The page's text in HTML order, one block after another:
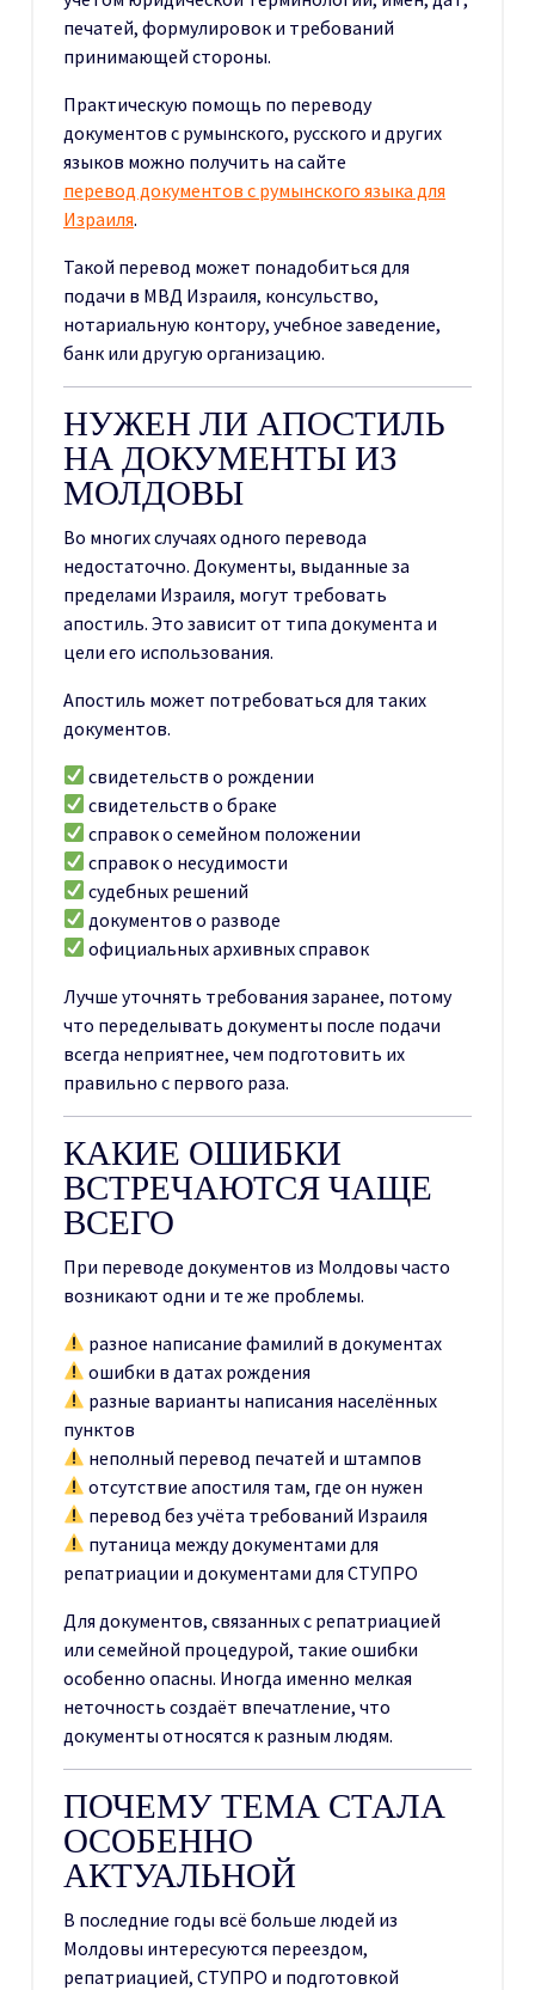
печатей, формулировок и требований
принимающей стороны.
Практическую помощь по переводу
документов с румынского, русского и других
языков можно получить на сайте
перевод документов с румынского языка для
Израиля.
Такой перевод может понадобиться для
подачи в МВД Израиля, консульство,
нотариальную контору, учебное заведение,
банк или другую организацию.
НУЖЕН ЛИ АПОСТИЛЬ
НА ДОКУМЕНТЫ ИЗ
МОЛДОВЫ
Во многих случаях одного перевода
недостаточно. Документы, выданные за
пределами Израиля, могут требовать
апостиль. Это зависит от типа документа и
цели его использования.
Апостиль может потребоваться для таких
документов.
свидетельств о рождении
свидетельств о браке
справок о семейном положении
справок о несудимости
судебных решений
документов о разводе
официальных архивных справок
Лучше уточнять требования заранее, потому
что переделывать документы после подачи
всегда неприятнее, чем подготовить их
правильно с первого раза.
КАКИЕ ОШИБКИ
ВСТРЕЧАЮТСЯ ЧАЩЕ
ВСЕГО
При переводе документов из Молдовы часто
возникают одни и те же проблемы.
разное написание фамилий в документах
ошибки в датах рождения
разные варианты написания населённых
пунктов
неполный перевод печатей и штампов
отсутствие апостиля там, где он нужен
перевод без учёта требований Израиля
путаница между документами для
репатриации и документами для СТУПРО
Для документов, связанных с репатриацией
или семейной процедурой, такие ошибки
особенно опасны. Иногда именно мелкая
неточность создаёт впечатление, что
документы относятся к разным людям.
ПОЧЕМУ ТЕМА СТАЛА
ОСОБЕННО
АКТУАЛЬНОЙ
В последние годы всё больше людей из
Молдовы интересуются переездом,
репатриацией, СТУПРО и подготовкой